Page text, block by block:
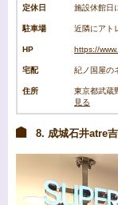
定休日 施設休館日
駐車場 近隣にアト
HP https://
宅配 紀ノ国屋の
住所 東京都武蔵
見る
8. 成城石井atre